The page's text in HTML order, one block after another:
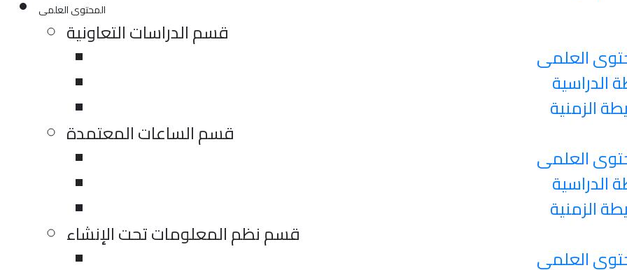
المحتوى العلمى
قسم الدراسات التعاونية
العلمى
الدراسية
الزمنية
قسم الساعات المعتمدة
العلمى
الدراسية
الزمنية
قسم نظم المعلومات تحت الإنشاء
العلمى